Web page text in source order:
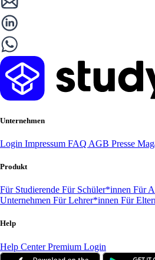
Unternehmen
Login Impressum FAQ AGB Presse
Produkt
Für Studierende Für Schüler*innen Für
Unternehmen Für Lehrer*innen Für
Help
Help CenterPremium Login